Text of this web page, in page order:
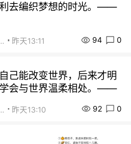
去编织梦想的时光。——
昨天13:11 94 0
己能改变世界，后来才明
会与世界温柔相处。——
昨天13:10 92 0